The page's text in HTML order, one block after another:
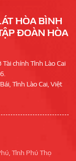
HÒA BÌNH
ĐOÀN HÒA
chính Tỉnh Lào Cai
Tỉnh Lào Cai, Việt
Tỉnh Phú Thọ